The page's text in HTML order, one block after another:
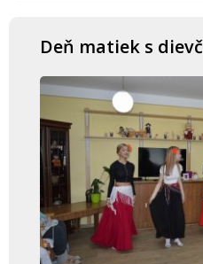
Deň matiek s